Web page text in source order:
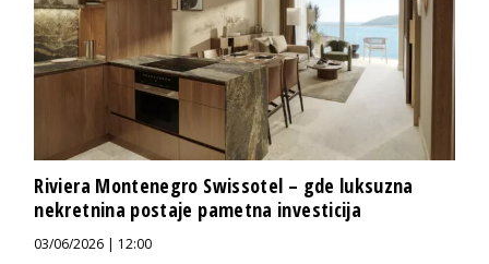
Riviera Montenegro Swissotel – gde luksuzna
nekretnina postaje pametna investicija
03/06/2026 | 12:00